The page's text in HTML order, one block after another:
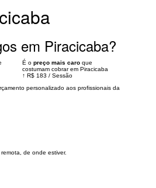
em Piracicaba?
É o preço mais caro que
costumam cobrar em Piracicaba
↑ R$ 183 / Sessão
personalizado aos profissionais da
de onde estiver.